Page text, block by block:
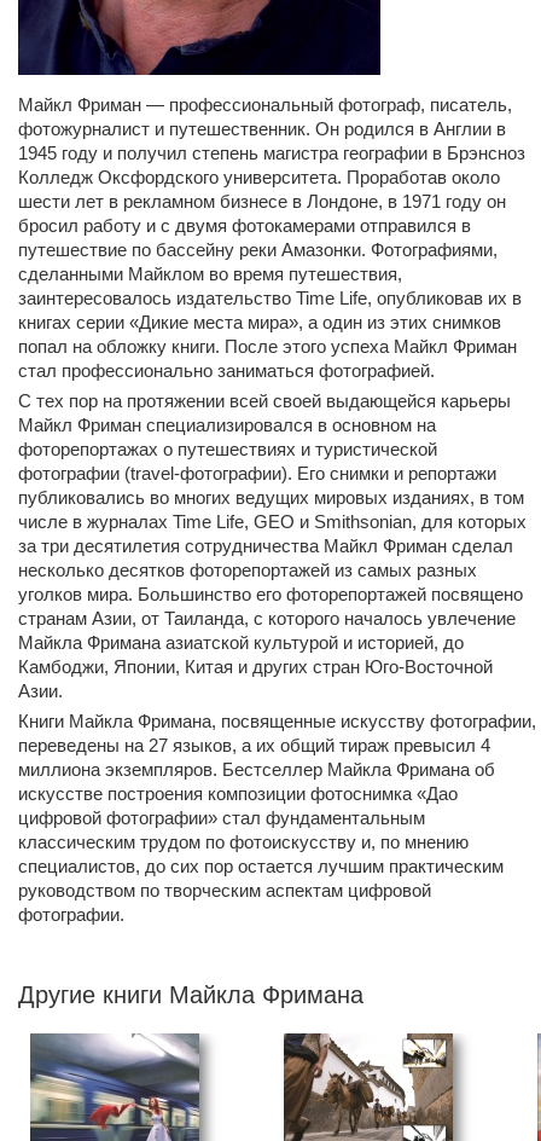
Майкл Фриман — профессиональный фотограф, писатель,
фотожурналист и путешественник. Он родился в Англии в
1945 году и получил степень магистра географии в Брэнсноз
Колледж Оксфордского университета. Проработав около
шести лет в рекламном бизнесе в Лондоне, в 1971 году он
бросил работу и с двумя фотокамерами отправился в
путешествие по бассейну реки Амазонки. Фотографиями,
сделанными Майклом во время путешествия,
заинтересовалось издательство Time Life, опубликовав их в
книгах серии «Дикие места мира», а один из этих снимков
попал на обложку книги. После этого успеха Майкл Фриман
стал профессионально заниматься фотографией.
С тех пор на протяжении всей своей выдающейся карьеры
Майкл Фриман специализировался в основном на
фоторепортажах о путешествиях и туристической
фотографии (travel-фотографии). Его снимки и репортажи
публиковались во многих ведущих мировых изданиях, в том
числе в журналах Time Life, GEO и Smithsonian, для которых
за три десятилетия сотрудничества Майкл Фриман сделал
несколько десятков фоторепортажей из самых разных
уголков мира. Большинство его фоторепортажей посвящено
странам Азии, от Таиланда, с которого началось увлечение
Майкла Фримана азиатской культурой и историей, до
Камбоджи, Японии, Китая и других стран Юго-Восточной
Азии.
Книги Майкла Фримана, посвященные искусству фотографии,
переведены на 27 языков, а их общий тираж превысил 4
миллиона экземпляров. Бестселлер Майкла Фримана об
искусстве построения композиции фотоснимка «Дао
цифровой фотографии» стал фундаментальным
классическим трудом по фотоискусству и, по мнению
специалистов, до сих пор остается лучшим практическим
руководством по творческим аспектам цифровой
фотографии.
Другие книги Майкла Фримана